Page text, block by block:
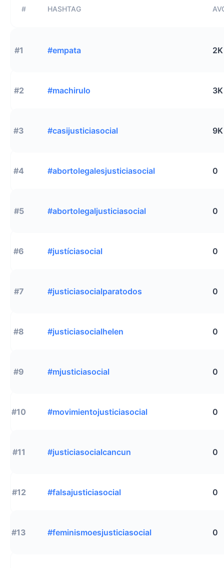
# HASHTAG
#1 #empata 2K
#2 #machirulo 3K
#3 #casijusticiasocial 9K
#4 #abortolegalesjusticiasocial 0
#5 #abortolegaljusticiasocial 0
#6 #justíciasocial 0
#7 #justiciasocialparatodos 0
#8 #justiciasocialhelen 0
#9 #mjusticiasocial 0
#10 #movimientojusticiasocial 0
#11 #justiciasocialcancun 0
#12 #falsajusticiasocial 0
#13 #feminismoesjusticiasocial 0